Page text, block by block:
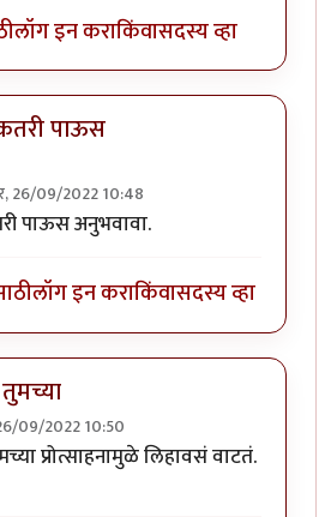
लॉग इन कराकिंवासदस्य व्हा
पाऊस
26/09/2022 10:48
ओवी अनुभवावी".
पाऊस अनुभवावा.
लॉग इन कराकिंवासदस्य व्हा
09/2022 10:50
प्रोत्साहनामुळे लिहावसं वाटतं.